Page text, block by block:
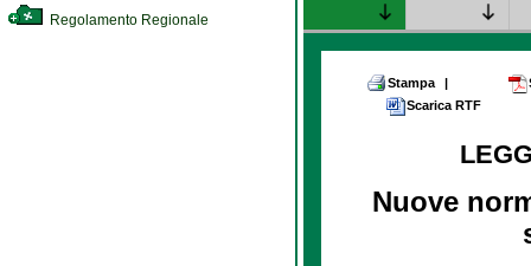
Regolamento Regionale
Stampa |
Scarica RTF
Nuove